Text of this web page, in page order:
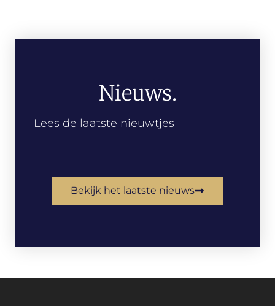
Nieuws.
Lees de laatste nieuwtjes
Bekijk het laatste nieuws